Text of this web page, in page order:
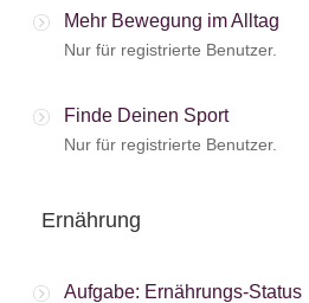
Mehr Bewegung im Alltag
Nur für registrierte Benutzer.
Finde Deinen Sport
Nur für registrierte Benutzer.
Ernährung
Aufgabe: Ernährungs-Status